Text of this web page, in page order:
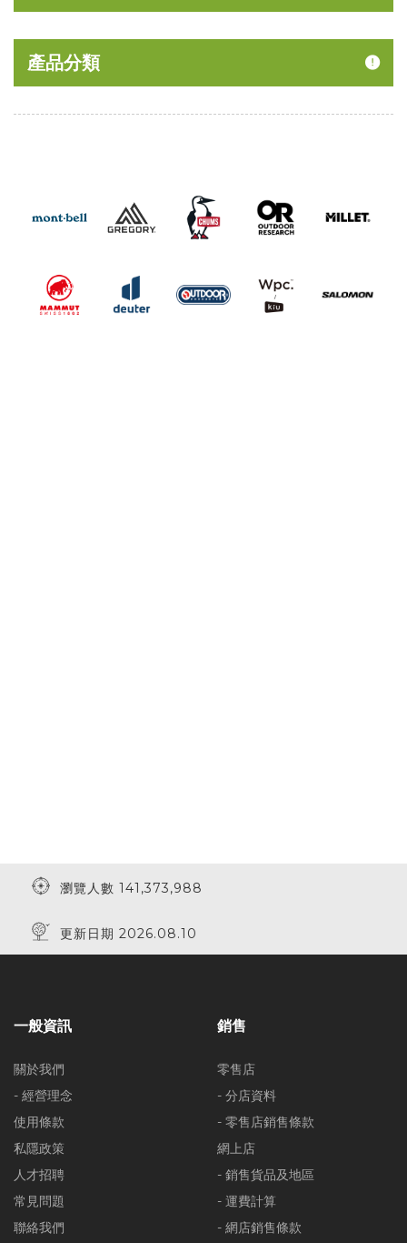
產品分類
瀏覽人數 141,373,988
更新日期 2026.08.10
一般資訊
關於我們
- 經營理念
使用條款
私隱政策
人才招聘
常見問題
聯絡我們
銷售
零售店
- 分店資料
- 零售店銷售條款
網上店
- 銷售貨品及地區
- 運費計算
- 網店銷售條款